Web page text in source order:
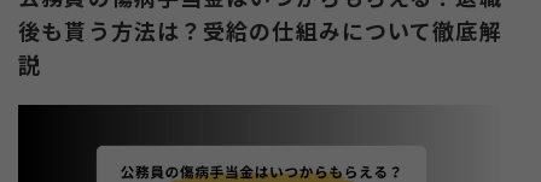
評判・口コミ ＋
給付金がもらえる転職支援を活用する方
後も貰う方法は？受給の仕組みについて徹底解
説